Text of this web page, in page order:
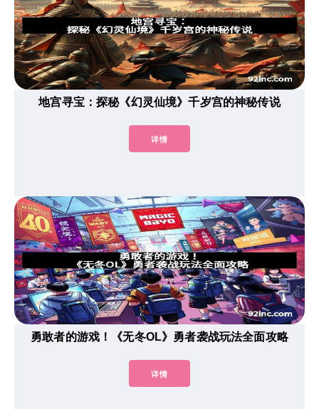
地宫寻宝：探秘《幻灵仙境》千岁宫的神秘传说
详情
勇敢者的游戏！《无冬OL》勇者袭战玩法全面攻略
详情